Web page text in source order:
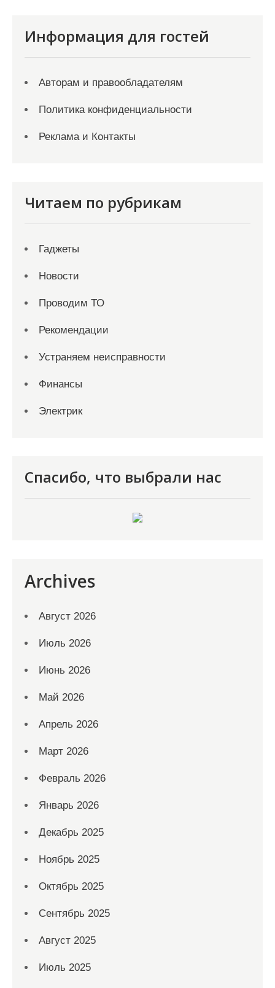
Информация для гостей
Авторам и правообладателям
Политика конфиденциальности
Реклама и Контакты
Читаем по рубрикам
Гаджеты
Новости
Проводим ТО
Рекомендации
Устраняем неисправности
Финансы
Электрик
Спасибо, что выбрали нас
Archives
Август 2026
Июль 2026
Июнь 2026
Май 2026
Апрель 2026
Март 2026
Февраль 2026
Январь 2026
Декабрь 2025
Ноябрь 2025
Октябрь 2025
Сентябрь 2025
Август 2025
Июль 2025